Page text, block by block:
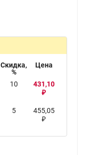
Скидка,
%
Цена
10 431,10
₽
5 455,05
₽